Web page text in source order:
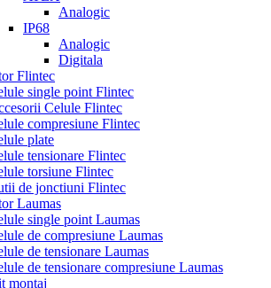
Analogic
IP68
Analogic
Digitala
Flintec
single point Flintec
Celule Flintec
compresiune Flintec
plate
tensionare Flintec
torsiune Flintec
de jonctiuni Flintec
Laumas
single point Laumas
de compresiune Laumas
de tensionare Laumas
de tensionare compresiune Laumas
montaj